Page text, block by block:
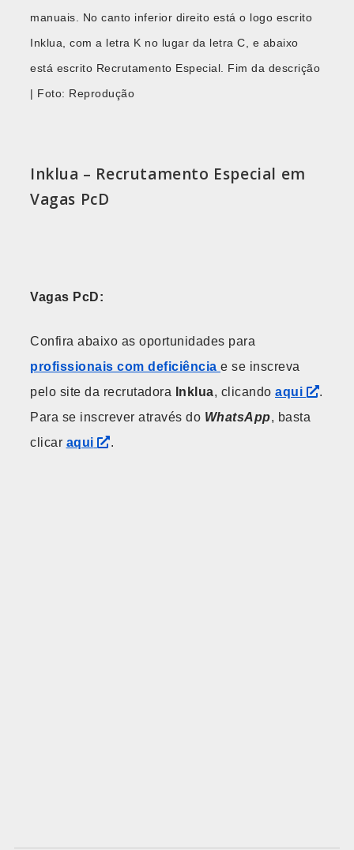
manuais. No canto inferior direito está o logo escrito
Inklua, com a letra K no lugar da letra C, e abaixo
está escrito Recrutamento Especial. Fim da descrição
| Foto: Reprodução
Inklua – Recrutamento Especial em
Vagas PcD
Vagas PcD:
Confira abaixo as oportunidades para
profissionais com deficiência e se inscreva
pelo site da recrutadora
Inklua, clicando aqui
.
Para se inscrever através do WhatsApp, basta
clicar aqui .